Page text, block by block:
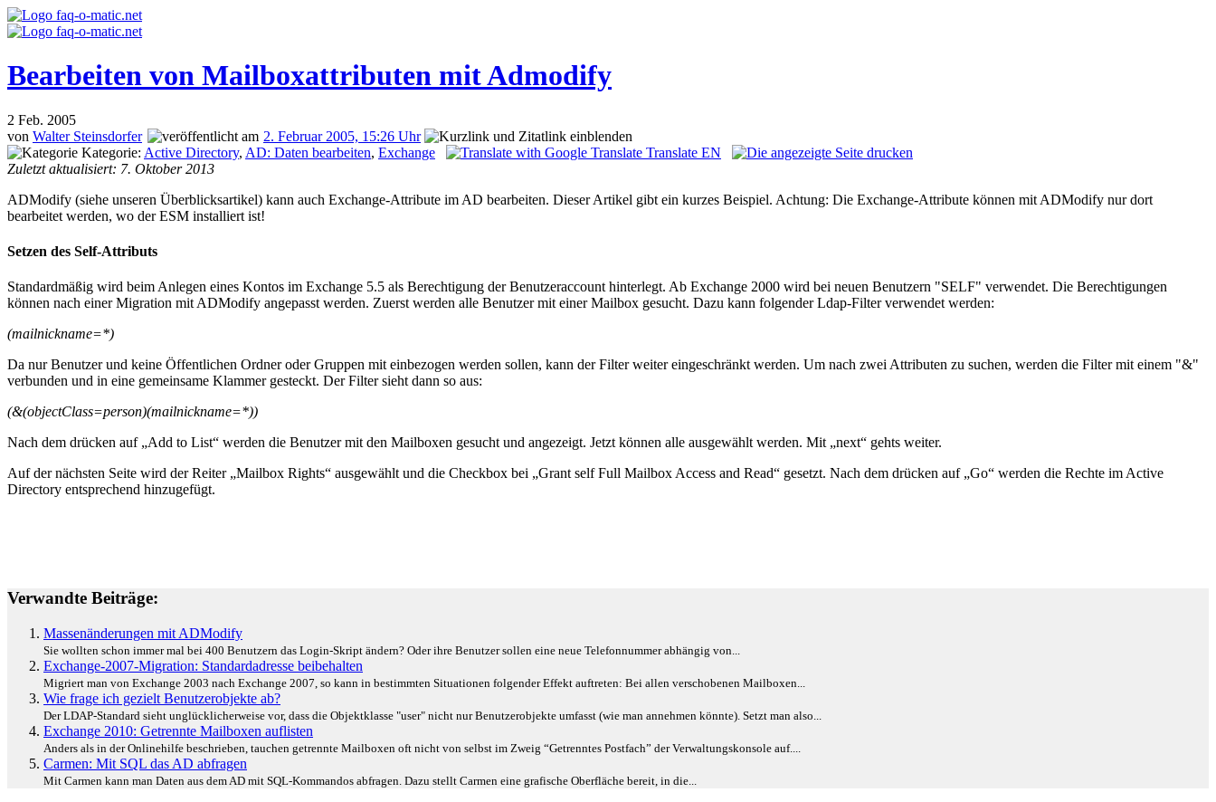
Bearbeiten von Mailboxattributen mit Admodify
2 Feb. 2005
von Walter Steinsdorfer
2. Februar 2005, 15:26 Uhr
Kategorie: Active Directory, AD: Daten bearbeiten, Exchange
Translate EN
Zuletzt aktualisiert: 7. Oktober 2013
ADModify (siehe unseren Überblicksartikel) kann auch Exchange-Attribute im AD bearbeiten. Dieser Artikel gibt ein kurzes Beispiel. Achtung: Die Exchange-Attribute können mit ADModify nur dort
bearbeitet werden, wo der ESM installiert ist!
Setzen des Self-Attributs
Standardmäßig wird beim Anlegen eines Kontos im Exchange 5.5 als Berechtigung der Benutzeraccount hinterlegt. Ab Exchange 2000 wird bei neuen Benutzern "SELF" verwendet. Die Berechtigungen
können nach einer Migration mit ADModify angepasst werden. Zuerst werden alle Benutzer mit einer Mailbox gesucht. Dazu kann folgender Ldap-Filter verwendet werden:
(mailnickname=*)
Da nur Benutzer und keine Öffentlichen Ordner oder Gruppen mit einbezogen werden sollen, kann der Filter weiter eingeschränkt werden. Um nach zwei Attributen zu suchen, werden die Filter mit einem "&"
verbunden und in eine gemeinsame Klammer gesteckt. Der Filter sieht dann so aus:
(&(objectClass=person)(mailnickname=*))
Nach dem drücken auf „Add to List“ werden die Benutzer mit den Mailboxen gesucht und angezeigt. Jetzt können alle ausgewählt werden. Mit „next“ gehts weiter.
Auf der nächsten Seite wird der Reiter „Mailbox Rights“ ausgewählt und die Checkbox bei „Grant self Full Mailbox Access and Read“ gesetzt. Nach dem drücken auf „Go“ werden die Rechte im Active
Directory entsprechend hinzugefügt.
Verwandte Beiträge:
Massenänderungen mit ADModify
Sie wollten schon immer mal bei 400 Benutzern das Login-Skript ändern? Oder ihre Benutzer sollen eine neue Telefonnummer abhängig von...
Exchange-2007-Migration: Standardadresse beibehalten
Migriert man von Exchange 2003 nach Exchange 2007, so kann in bestimmten Situationen folgender Effekt auftreten: Bei allen verschobenen Mailboxen...
Wie frage ich gezielt Benutzerobjekte ab?
Der LDAP-Standard sieht unglücklicherweise vor, dass die Objektklasse "user" nicht nur Benutzerobjekte umfasst (wie man annehmen könnte). Setzt man also...
Exchange 2010: Getrennte Mailboxen auflisten
Anders als in der Onlinehilfe beschrieben, tauchen getrennte Mailboxen oft nicht von selbst im Zweig “Getrenntes Postfach” der Verwaltungskonsole auf....
Carmen: Mit SQL das AD abfragen
Mit Carmen kann man Daten aus dem AD mit SQL-Kommandos abfragen. Dazu stellt Carmen eine grafische Oberfläche bereit, in die...